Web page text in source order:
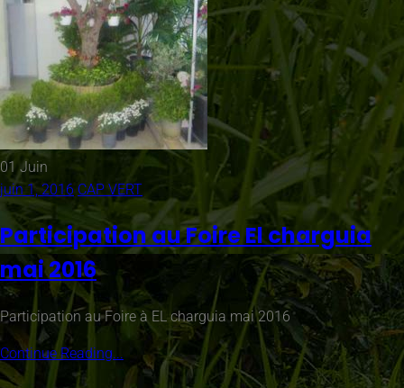
01 Juin
juin 1, 2016 CAP VERT
Participation au Foire El charguia
mai 2016
Participation au Foire à EL charguia mai 2016
Continue Reading...